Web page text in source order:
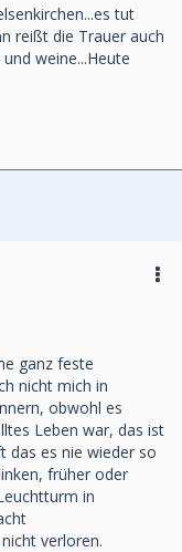
tut
reißt die Trauer auch
weine...Heute
ganz feste
nicht mich in
obwohl es
Leben war, das ist
das es nie wieder so
früher oder
in
verloren.